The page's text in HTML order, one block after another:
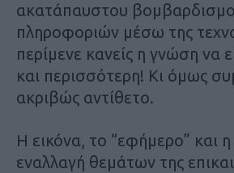
ακατάπαυστου
πληροφοριών μέσω της
περίμενε κανείς η γνώση να
και περισσότερη! Κι όμως
ακριβώς αντίθετο.
Η εικόνα, το “εφήμερο” και η
εναλλαγή θεμάτων της